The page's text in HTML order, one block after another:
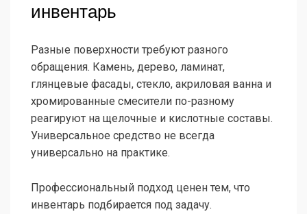
инвентарь
Разные поверхности требуют разного
обращения. Камень, дерево, ламинат,
глянцевые фасады, стекло, акриловая ванна и
хромированные смесители по-разному
реагируют на щелочные и кислотные составы.
Универсальное средство не всегда
универсально на практике.
Профессиональный подход ценен тем, что
инвентарь подбирается под задачу.